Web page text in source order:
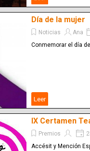
Día de la mujer
Noticias Ana
Conmemorar el día
Leer
IX Certamen
Premios
Accésit y Mención